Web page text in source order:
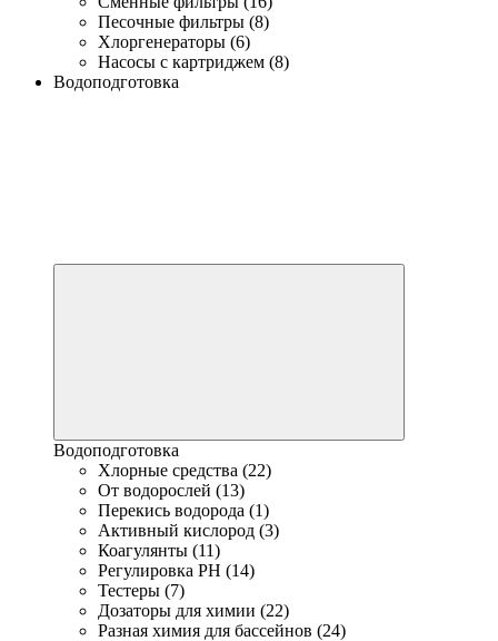
Песочные фильтры (8)
Хлоргенераторы (6)
Насосы с картриджем (8)
Водоподготовка
Водоподготовка
Хлорные средства (22)
От водорослей (13)
Перекись водорода (1)
Активный кислород (3)
Коагулянты (11)
Регулировка PH (14)
Тестеры (7)
Дозаторы для химии (22)
Разная химия для бассейнов (24)